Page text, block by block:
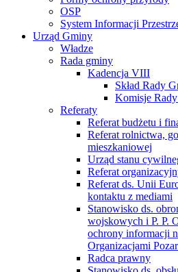
OSP
System Informacji
Urząd Gminy
Władze
Rada gminy
Kadencja VIII
Skład Rady
Komisje
Referaty
Referat budżetu i
Referat rolnictwa,
mieszkaniowej
Urząd stanu
Referat
Referat ds. Unii
kontaktu z mediami
Stanowisko ds.
wojskowych i P. P.
ochrony informacji
Organizacjami
Radca prawny